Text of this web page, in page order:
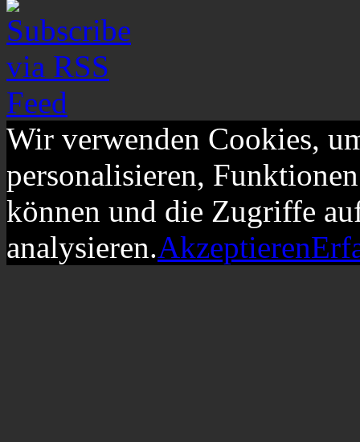
Wir verwenden Cookies,
personalisieren,
können und die Zugriffe
analysieren.Akzeptieren